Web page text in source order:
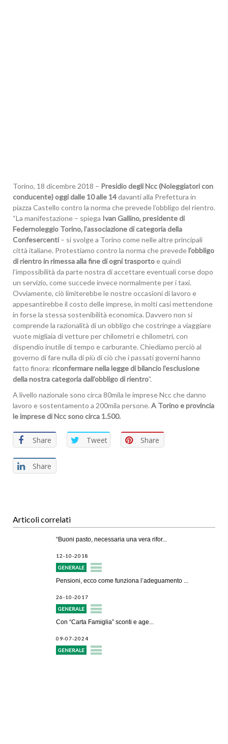
Torino, 18 dicembre 2018 – Presidio degli Ncc (Noleggiatori con
conducente) oggi dalle 10 alle 14davanti alla Prefettura in
piazza Castello contro la norma che prevede l’obbligo del rientro.
“La manifestazione – spiega Ivan Gallino, presidente di
Federnoleggio Torino, l’associazione di categoria della
Confesercenti– si svolge a Torino come nelle altre principali
città italiane. Protestiamo contro la norma che prevedel’obbligo
di rientro in rimessa alla fine di ogni trasportoe quindi
l’impossibilità da parte nostra di accettare eventuali corse dopo
un servizio, come succede invece normalmente per i taxi.
Ovviamente, ciò limiterebbe le nostre occasioni di lavoro e
appesantirebbe il costo delle imprese, in molti casi mettendone
in forse la stessa sostenibilità economica. Davvero non si
comprende la razionalità di un obbligo che costringe a viaggiare
vuote migliaia di vetture per chilometri e chilometri, con
dispendio inutile di tempo e carburante. Chiediamo perciò al
governo di fare nulla di più di ciò che i passati governi hanno
fatto finora: riconfermare nella legge di bilancio l’esclusione
della nostra categoria dall’obbligo di rientro”.
A livello nazionale sono circa 80mila le imprese Ncc che danno
lavoro e sostentamento a 200mila persone. A Torino e provincia
le imprese di Ncc sono circa 1.500.
Share Tweet Share
Share
Articoli correlati
“Buoni pasto, necessaria una vera rifor...
12-10-2018
GENERALE
Pensioni, ecco come funziona l’adeguamento ...
26-10-2017
GENERALE
Con “Carta Famiglia” sconti e age...
09-07-2024
GENERALE